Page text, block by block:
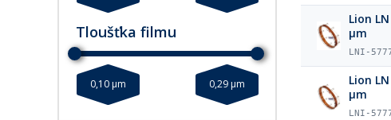
Tloušťka filmu
0,10 µm 0,29 µm
Lion
µm
LNI-
Lion
µm
LNI-